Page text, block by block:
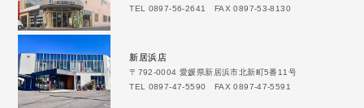
TEL 0897-56-2641 FAX 0897-53-8130
新居浜店
〒792-0004 愛媛県新居浜市北新町5番11号
TEL 0897-47-5590 FAX 0897-47-5591